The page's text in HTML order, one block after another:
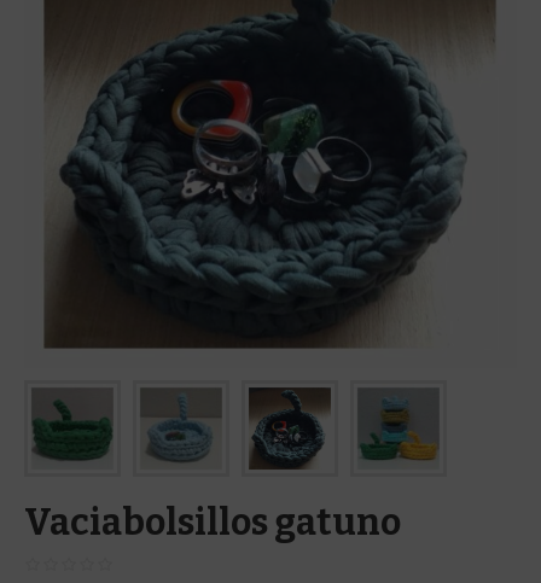
Vaciabolsillos gatuno